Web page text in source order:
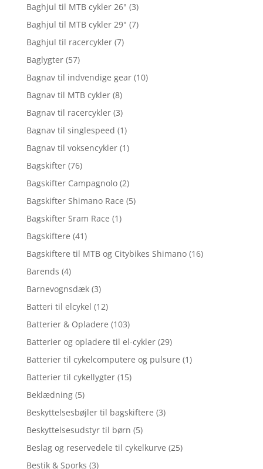
Baghjul til MTB cykler 26" (3)
Baghjul til MTB cykler 29" (7)
Baghjul til racercykler (7)
Baglygter (57)
Bagnav til indvendige gear (10)
Bagnav til MTB cykler (8)
Bagnav til racercykler (3)
Bagnav til singlespeed (1)
Bagnav til voksencykler (1)
Bagskifter (76)
Bagskifter Campagnolo (2)
Bagskifter Shimano Race (5)
Bagskifter Sram Race (1)
Bagskiftere (41)
Bagskiftere til MTB og Citybikes Shimano (16)
Barends (4)
Barnevognsdæk (3)
Batteri til elcykel (12)
Batterier & Opladere (103)
Batterier og opladere til el-cykler (29)
Batterier til cykelcomputere og pulsure (1)
Batterier til cykellygter (15)
Beklædning (5)
Beskyttelsesbøjler til bagskiftere (3)
Beskyttelsesudstyr til børn (5)
Beslag og reservedele til cykelkurve (25)
Bestik & Sporks (3)